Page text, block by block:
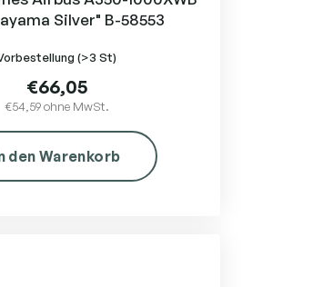
Silver" B-58553
(>3 St)
€54,59 ohne MwSt.
€66,05
den Warenkorb